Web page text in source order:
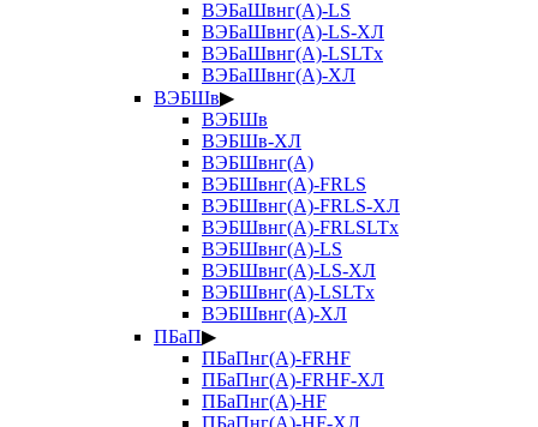
ВЭБаШвнг(А)-LS
ВЭБаШвнг(А)-LS-ХЛ
ВЭБаШвнг(А)-LSLTx
ВЭБаШвнг(А)-ХЛ
ВЭБШв▶
ВЭБШв
ВЭБШв-ХЛ
ВЭБШвнг(А)
ВЭБШвнг(А)-FRLS
ВЭБШвнг(А)-FRLS-ХЛ
ВЭБШвнг(А)-FRLSLTx
ВЭБШвнг(А)-LS
ВЭБШвнг(А)-LS-ХЛ
ВЭБШвнг(А)-LSLTx
ВЭБШвнг(А)-ХЛ
ПБаП▶
ПБаПнг(А)-FRHF
ПБаПнг(А)-FRHF-ХЛ
ПБаПнг(А)-HF
ПБаПнг(А)-HF-ХЛ